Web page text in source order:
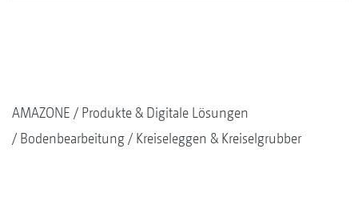
AMAZONE
Produkte & Digitale Lösungen
Bodenbearbeitung
Kreiseleggen & Kreiselgrubber